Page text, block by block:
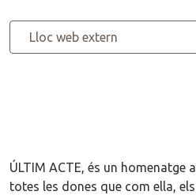
Lloc web extern
ÚLTIM ACTE, és un homenatge
totes les dones que com ella,